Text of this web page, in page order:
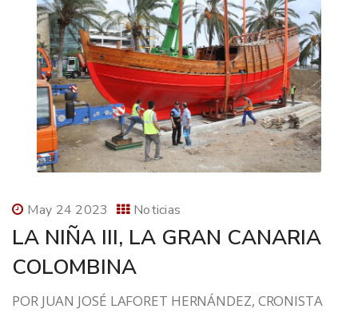
May 24 2023 Noticias
LA NIÑA III, LA GRAN CANARIA
COLOMBINA
POR JUAN JOSÉ LAFORET HERNÁNDEZ, CRONISTA